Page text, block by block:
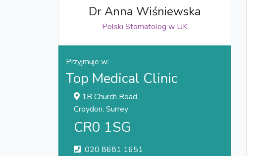
Dr Anna Wiśniewska
Polski Stomatolog w UK
Przyjmuje w:
Top Medical Clinic
1B Church Road
Croydon, Surrey
CR0 1SG
020 8681 1651